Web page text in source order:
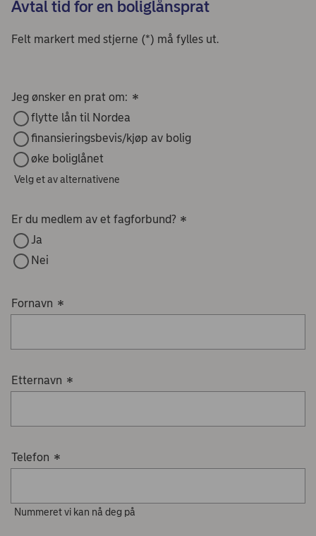
Avtal tid for en boliglånsprat
Felt markert med stjerne (*) må fylles ut.
Jeg ønsker en prat om: *
flytte lån til Nordea
finansieringsbevis/kjøp av bolig
øke boliglånet
Velg et av alternativene
Er du medlem av et fagforbund? *
Ja
Nei
Fornavn *
Etternavn *
Telefon *
Nummeret vi kan nå deg på